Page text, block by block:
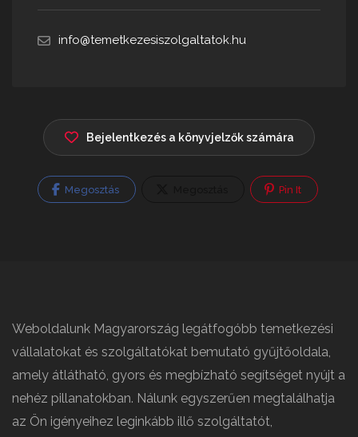
info@temetkezesiszolgaltatok.hu
Bejelentkezés a könyvjelzők számára
Megosztás Pin It
Weboldalunk Magyarország legátfogóbb temetkezési
vállalatokat és szolgáltatókat bemutató gyűjtőoldala,
amely átlátható, gyors és megbízható segítséget nyújt a
nehéz pillanatokban. Nálunk egyszerűen megtalálhatja
az Ön igényeihez leginkább illő szolgáltatót,